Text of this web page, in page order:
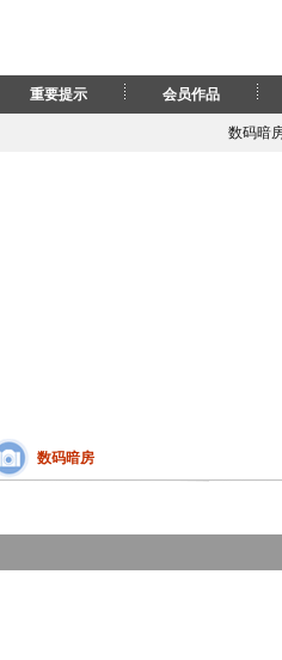
重要提示 会员作品
数码暗
数码暗房